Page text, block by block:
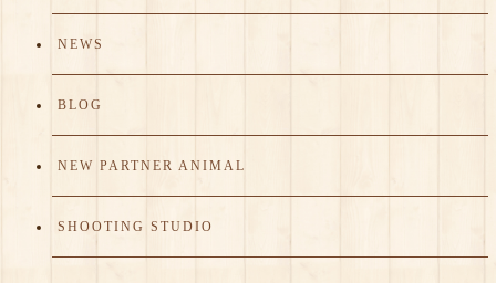
NEWS
BLOG
NEW PARTNER ANIMAL
SHOOTING STUDIO